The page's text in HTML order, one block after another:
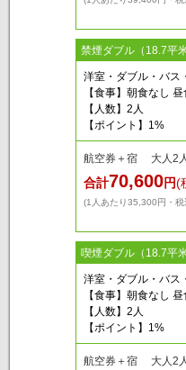
禁煙ダブル（18.7平米
洋室・ダブル・バス
【食事】朝食なし
【人数】2人
【ポイント】1%
航空券＋宿 大人2
合計70,600円(
(1人あたり35,300円・税
喫煙ダブル（18.7平米
洋室・ダブル・バス
【食事】朝食なし
【人数】2人
【ポイント】1%
航空券＋宿 大人2